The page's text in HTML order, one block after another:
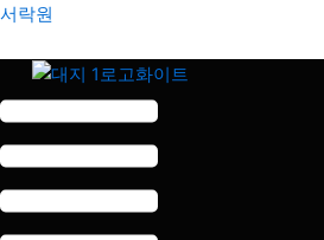
콘
로
건
너
기
서락원
Menu